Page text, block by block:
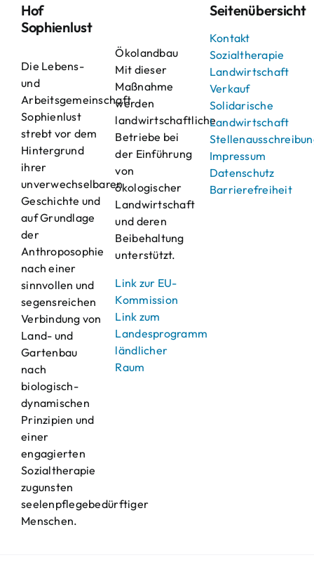
Hof
Sophienlust
Die Lebens-
und
Arbeitsgemeinschaft
Sophienlust
strebt vor dem
Hintergrund
ihrer
unverwechselbaren
Geschichte und
auf Grundlage
der
Anthroposophie
nach einer
sinnvollen und
segensreichen
Verbindung von
Land- und
Gartenbau
nach
biologisch-
dynamischen
Prinzipien und
einer
engagierten
Sozialtherapie
zugunsten
seelenpflegebedürftiger
Menschen.
Ökolandbau
Mit dieser
Maßnahme
werden
landwirtschaftliche
Betriebe bei
der Einführung
von
ökologischer
Landwirtschaft
und deren
Beibehaltung
unterstützt.
Link zur EU-
Kommission
Link zum
Landesprogramm
ländlicher
Raum
Seitenübersicht
Kontakt
Sozialtherapie
Landwirtschaft
Verkauf
Solidarische
Landwirtschaft
Impressum
Datenschutz
Barrierefreiheit